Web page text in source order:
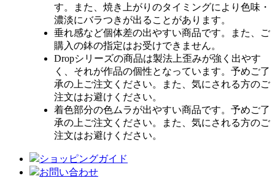
す。また、焼き上がりのタイミングにより色味・
濃淡にバラつきが出ることがあります。
垂れ感など個体差の出やすい商品です。また、ご
購入の鉢の指定はお受けできません。
Dropシリーズの商品は製法上歪みが強く出やす
く、それが作品の個性となっています。予めご了
承の上ご注文ください。また、気にされる方のご
注文はお避けください。
着色部分の色ムラが出やすい商品です。予めご了
承の上ご注文ください。また、気にされる方のご
注文はお避けください。
ショッピングガイド
お問い合わせ